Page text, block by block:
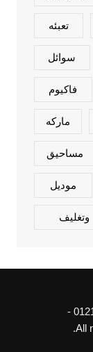
تعبئه
سوائل
فاكيوم
ماركه
مساحيق
موديل
وتغليف
Copyright © 2026 مكن تعبئة وتغليف 01211116954 -